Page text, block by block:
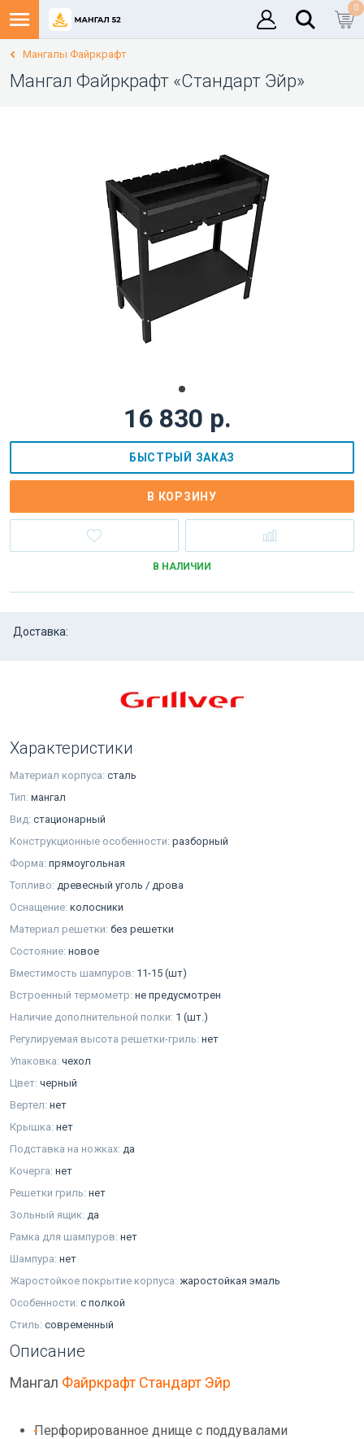
0
Мангалы Файркрафт
Мангал Файркрафт «Стандарт Эйр»
16 830 р.
БЫСТРЫЙ ЗАКАЗ
В КОРЗИНУ
В НАЛИЧИИ
Доставка:
Характеристики
Материал корпуса: сталь
Тип: мангал
Вид: стационарный
Конструкционные особенности: разборный
Форма: прямоугольная
Топливо: древесный уголь / дрова
Оснащение: колосники
Материал решетки: без решетки
Состояние: новое
Вместимость шампуров: 11-15 (шт)
Встроенный термометр: не предусмотрен
Наличие дополнительной полки: 1 (шт.)
Регулируемая высота решетки-гриль: нет
Упаковка: чехол
Цвет: черный
Вертел: нет
Крышка: нет
Подставка на ножках: да
Кочерга: нет
Решетки гриль: нет
Зольный ящик: да
Рамка для шампуров: нет
Шампура: нет
Жаростойкое покрытие корпуса: жаростойкая эмаль
Особенности: с полкой
Стиль: современный
Описание
Мангал Файркрафт Стандарт Эйр
Перфорированное днище с поддувалами